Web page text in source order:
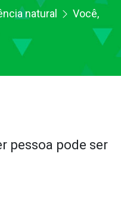
natural
Você,
pessoa pode ser